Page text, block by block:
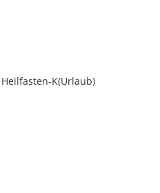
Heilfasten-K(Urlaub)